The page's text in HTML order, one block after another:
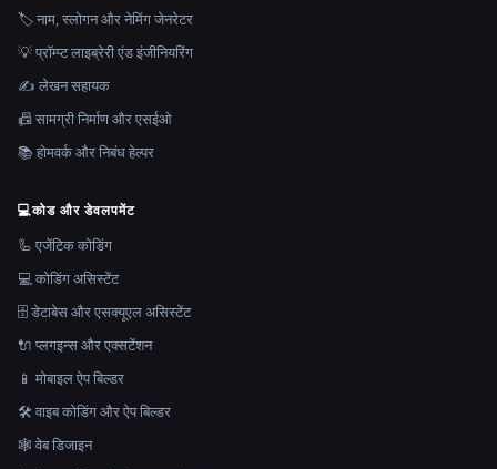
🏷️ नाम, स्लोगन और नेमिंग जेनरेटर
💡 प्रॉम्प्ट लाइब्रेरी एंड इंजीनियरिंग
✍️ लेखन सहायक
📠 सामग्री निर्माण और एसईओ
📚 होमवर्क और निबंध हेल्पर
💻कोड और डेवलपमेंट
🦾 एजेंटिक कोडिंग
💻 कोडिंग असिस्टेंट
🗄️ डेटाबेस और एसक्यूएल असिस्टेंट
🔌 प्लगइन्स और एक्सटेंशन
📱 मोबाइल ऐप बिल्डर
🛠️ वाइब कोडिंग और ऐप बिल्डर
🕸 वेब डिजाइन